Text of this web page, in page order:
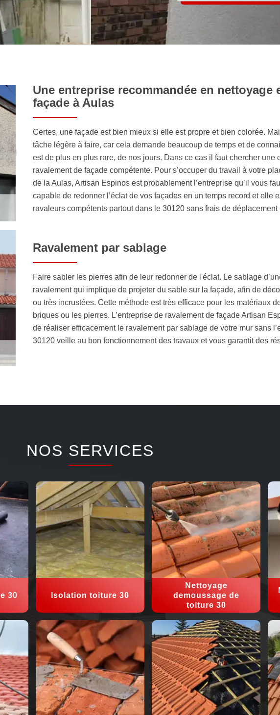
Une entreprise recommandée en nettoyage
façade à Aulas
Certes, une façade est bien mieux si elle est propre et bien colorée.
tâche légère à faire, car cela demande beaucoup de temps et de
est de plus en plus rare, de nos jours. Dans ce cas il faut chercher une
ravalement de façade compétente. Pour s’occuper du travail à votre
de la Aulas, Artisan Espinos est probablement l’entreprise qu’il vous
capable de redonner l’éclat de vos façades en un temps record et elle
ravaleurs compétents partout dans le 30120 sans frais de déplacement
Ravalement par sablage
Faire sabler les pierres afin de leur redonner de l'éclat. Le sablage
ravalement qui implique de projeter du sable sur la façade, afin de
ou très incrustées. Cette méthode est très efficace pour les matériaux
briques ou les pierres. L’entreprise de ravalement de façade Artisan
de réaliser efficacement le ravalement par sablage de votre mur sans
30120 veille au bon fonctionnement des travaux et vous garantit des
NOS SERVICES
30 Isolation toiture 30
Nettoyage
demoussage de
toiture 30